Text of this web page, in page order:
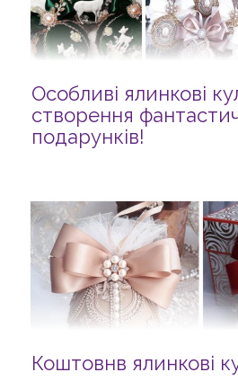
Особливі ялинкові
створення
подарунків!
Коштовнв ялинкові